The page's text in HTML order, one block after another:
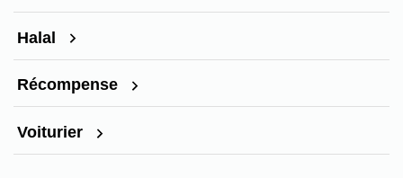
Halal
Récompense
Voiturier